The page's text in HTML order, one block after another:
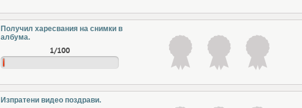
Получил харесвания на снимки в
албума.
1/100
Изпратени видео поздрави.